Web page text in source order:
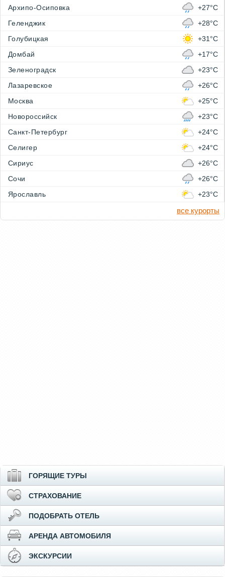
Архипо-Осиповка
+27°C
Геленджик
+28°C
Голубицкая
+31°C
Домбай
+17°C
Зеленоградск
+23°C
Лазаревское
+26°C
Москва
+25°C
Новороссийск
+23°C
Санкт-Петербург
+24°C
Селигер
+24°C
Сириус
+26°C
Сочи
+26°C
Ярославль
+23°C
все курорты
ГОРЯЩИЕ ТУРЫ
СТРАХОВАНИЕ
ПОДОБРАТЬ ОТЕЛЬ
АРЕНДА АВТОМОБИЛЯ
ЭКСКУРСИИ